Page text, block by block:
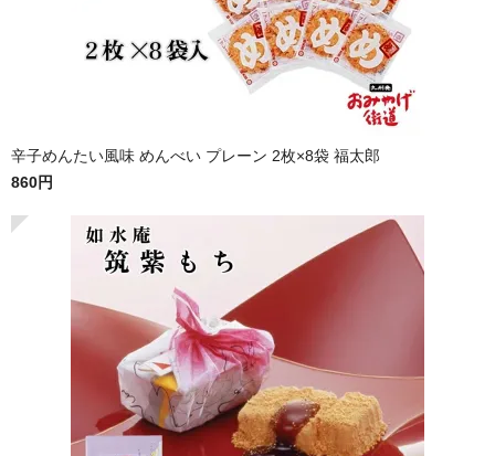
辛子めんたい風味 めんべい プレーン 2枚×8袋 福太郎
860円